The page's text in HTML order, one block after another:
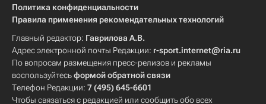
Политика конфиденциальности
Правила применения рекомендательных технологий
Главный редактор: Гаврилова А.В.
Адрес электронной почты Редакции: r-sport.internet@ria.ru
По вопросам размещения пресс-релизов и рекламы
воспользуйтесьформой обратной связи
Телефон Редакции: 7 (495) 645-6601
Чтобы связаться с редакцией или сообщить обо всех